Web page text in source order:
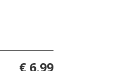
€ 6,99